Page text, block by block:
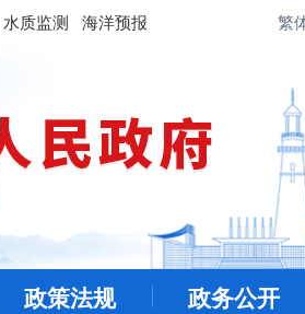
水质监测 海洋预报 繁
政策法规 政务公开